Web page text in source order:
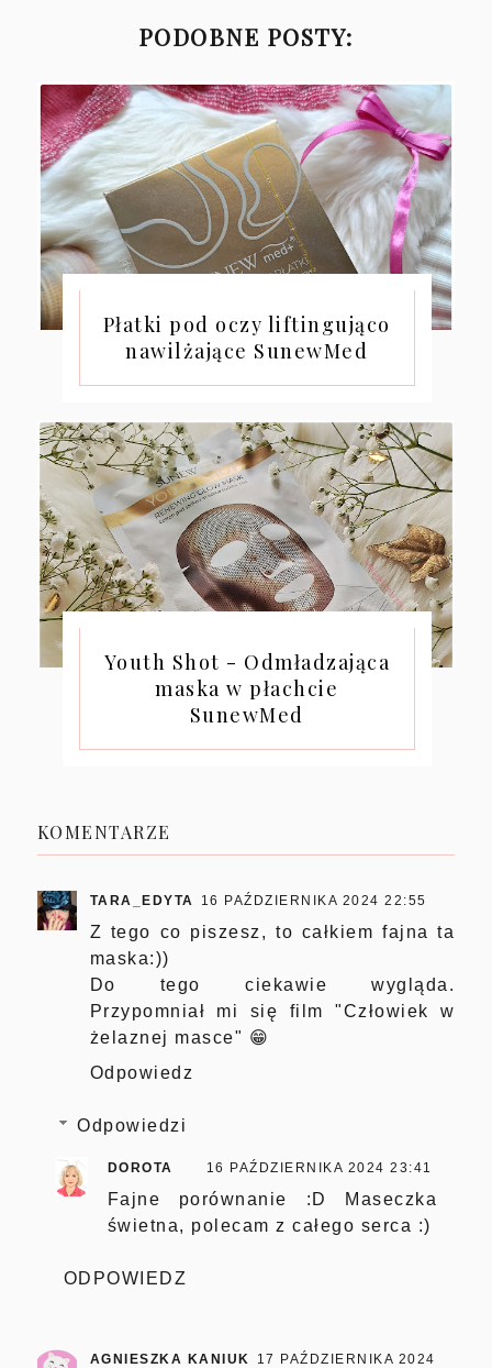
PODOBNE POSTY:
Płatki pod oczy liftingująco
nawilżające SunewMed
Youth Shot - Odmładzająca
maska w płachcie
SunewMed
KOMENTARZE
TARA_EDYTA 16 PAŹDZIERNIKA 2024 22:55
Z tego co piszesz, to całkiem fajna ta
maska:))
Do tego ciekawie wygląda.
Przypomniał mi się film "Człowiek w
żelaznej masce" 😁
Odpowiedz
Odpowiedzi
DOROTA 16 PAŹDZIERNIKA 2024 23:41
Fajne porównanie :D Maseczka
świetna, polecam z całego serca :)
ODPOWIEDZ
AGNIESZKA KANIUK
17 PAŹDZIERNIKA 2024